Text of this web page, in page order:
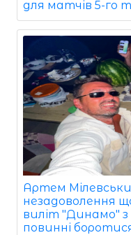
для матчів 5-го
Артем
незадоволення
виліт "Динамо" з
повинні